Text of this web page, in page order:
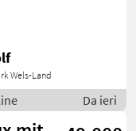
Wels-Land
Da ieri